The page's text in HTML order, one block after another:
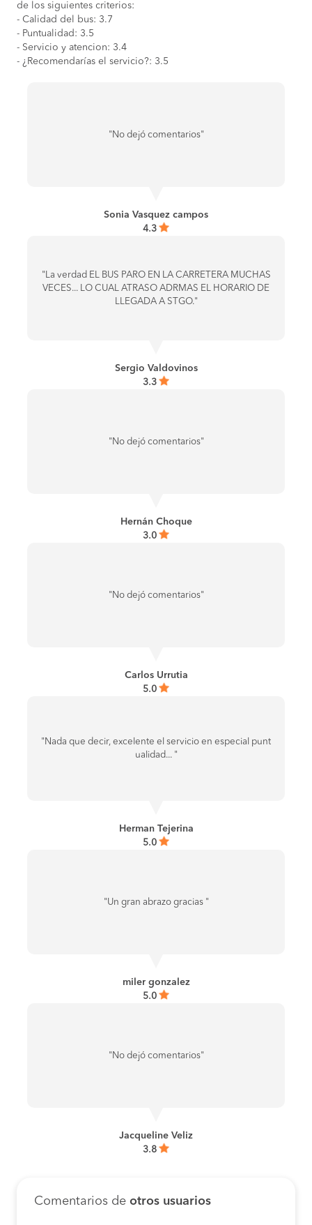
de los siguientes criterios:
- Calidad del bus: 3.7
- Puntualidad: 3.5
- Servicio y atencion: 3.4
- ¿Recomendarías el servicio?: 3.5
"No dejó comentarios"
Sonia Vasquez campos
4.3
"La verdad EL BUS PARO EN LA CARRETERA MUCHAS
VECES... LO CUAL ATRASO ADRMAS EL HORARIO DE
LLEGADA A STGO."
Sergio Valdovinos
3.3
"No dejó comentarios"
Hernán Choque
3.0
"No dejó comentarios"
Carlos Urrutia
5.0
"Nada que decir, excelente el servicio en especial punt
ualidad... "
Herman Tejerina
5.0
"Un gran abrazo gracias "
miler gonzalez
5.0
"No dejó comentarios"
Jacqueline Veliz
3.8
Comentarios de otros usuarios